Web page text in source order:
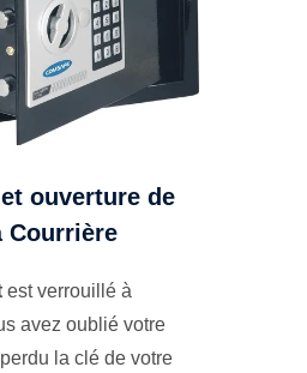
ouverture de
Courrière
est verrouillé à
avez oublié votre
la clé de votre